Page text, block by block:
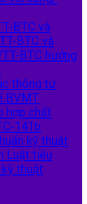
BTC và
BTC và
BTC hướng
thông tư
BVMT
hợp chất
141b
kỹ thuật
Luật tiêu
thuật